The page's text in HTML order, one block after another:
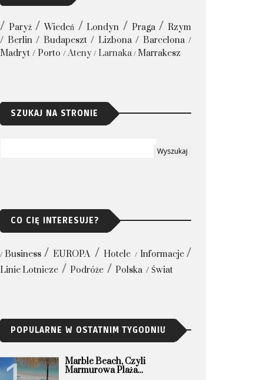
Paryż Wiedeń Londyn Praga
Rzym
Berlin
Budapeszt Lizbona
Barcelona
Madryt
Porto Ateny Larnaka Marrakesz
SZUKAJ NA STRONIE
CO CIĘ INTERESUJE?
Business EUROPA Hotele
Informacje
Linie Lotnicze
Podróże Polska Świat
POPULARNE W OSTATNIM TYGODNIU
Marble Beach, Czyli
Marmurowa Plaża...